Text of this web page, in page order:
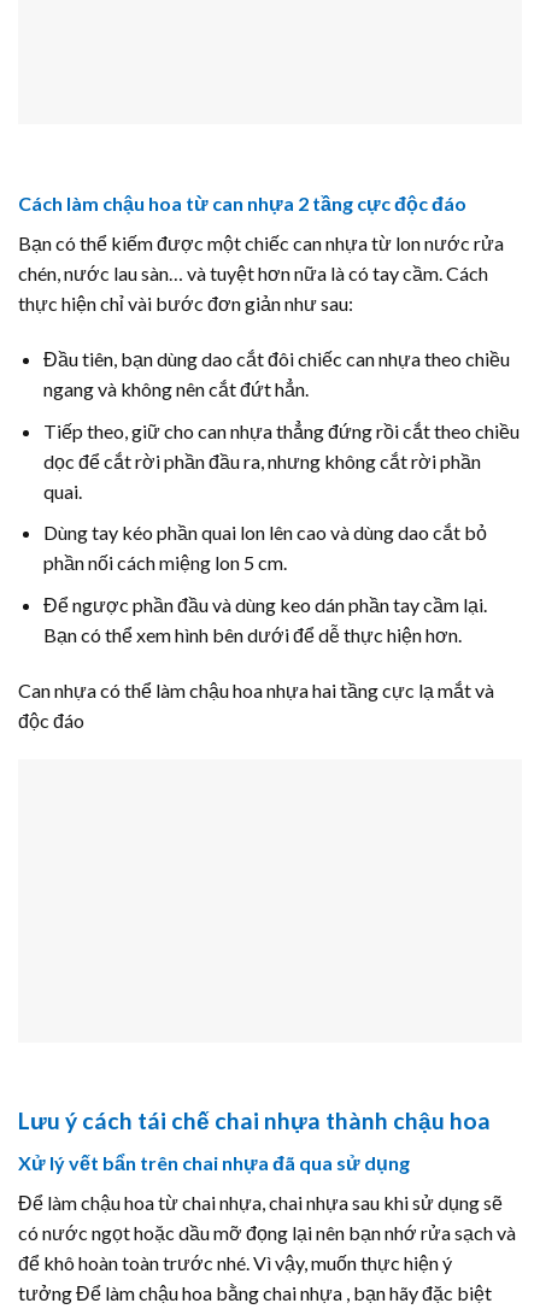
Cách làm chậu hoa từ can nhựa 2 tầng cực độc đáo
Bạn có thể kiếm được một chiếc can nhựa từ lon nước rửa
chén, nước lau sàn… và tuyệt hơn nữa là có tay cầm. Cách
thực hiện chỉ vài bước đơn giản như sau:
Đầu tiên, bạn dùng dao cắt đôi chiếc can nhựa theo chiều
ngang và không nên cắt đứt hẳn.
Tiếp theo, giữ cho can nhựa thẳng đứng rồi cắt theo chiều
dọc để cắt rời phần đầu ra, nhưng không cắt rời phần
quai.
Dùng tay kéo phần quai lon lên cao và dùng dao cắt bỏ
phần nối cách miệng lon 5 cm.
Để ngược phần đầu và dùng keo dán phần tay cầm lại.
Bạn có thể xem hình bên dưới để dễ thực hiện hơn.
Can nhựa có thể làm chậu hoa nhựa hai tầng cực lạ mắt và
độc đáo
Lưu ý cách tái chế chai nhựa thành chậu hoa
Xử lý vết bẩn trên chai nhựa đã qua sử dụng
Để làm chậu hoa từ chai nhựa, chai nhựa sau khi sử dụng sẽ
có nước ngọt hoặc dầu mỡ đọng lại nên bạn nhớ rửa sạch và
để khô hoàn toàn trước nhé. Vì vậy, muốn thực hiện ý
tưởng Để làm chậu hoa bằng chai nhựa , bạn hãy đặc biệt